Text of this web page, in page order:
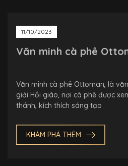
11/10/2023
Văn minh cà phê
Văn minh cà phê Ottoman, là
giới Hồi giáo, nơi cà phê được
thánh, kích thích sáng tạo
KHÁM PHÁ THÊM